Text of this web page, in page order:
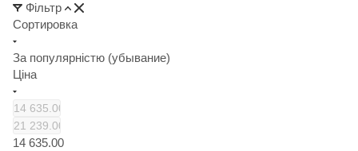
Фільтр
Сортировка
За популярністю (убывание)
Ціна
14 635.00